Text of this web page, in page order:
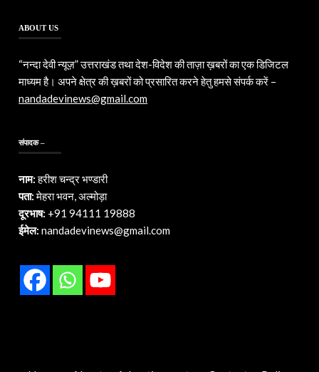
ABOUT US
“नन्दा देवी न्यूज़” उत्तराखंड तथा देश-विदेश की ताज़ा ख़बरों का एक डिजिटल
माध्यम है। अपने क्षेत्र की ख़बरों को प्रसारित करने हेतु हमसे संपर्क करें –
nandadevinews@gmail.com
संपादक –
नाम:हरीश चन्द्र भण्डारी
पता:मेहरा भवन, अल्मोड़ा
दूरभाष: +91 94111 19888
ईमेल:nandadevinews@gmail.com